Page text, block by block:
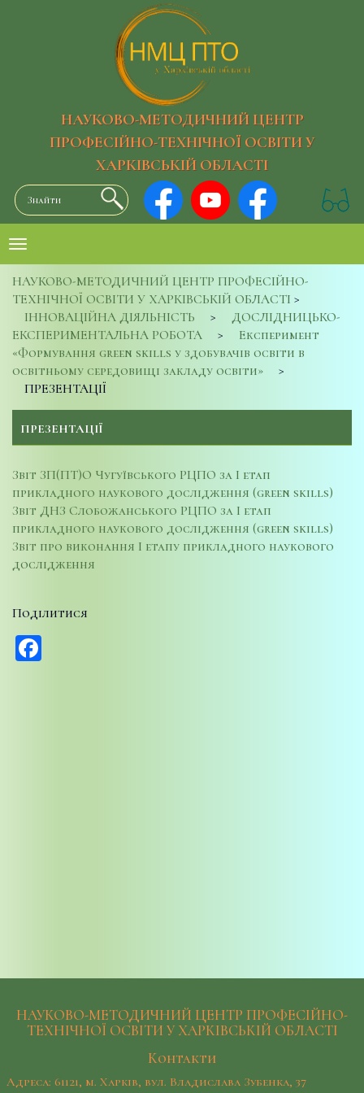
НАУКОВО-МЕТОДИЧНИЙ ЦЕНТР
ПРОФЕСІЙНО-ТЕХНІЧНОЇ ОСВІТИ У
ХАРКІВСЬКІЙ ОБЛАСТІ
НАУКОВО-МЕТОДИЧНИЙ ЦЕНТР ПРОФЕСІЙНО-
ТЕХНІЧНОЇ ОСВІТИ У ХАРКІВСЬКІЙ ОБЛАСТІ >
ІННОВАЦІЙНА ДІЯЛЬНІСТЬ
>
ДОСЛІДНИЦЬКО-
ЕКСПЕРИМЕНТАЛЬНА РОБОТА
>
Експеримент
«Формування green skills у здобувачів освіти в
освітньому середовищі закладу освіти»
>
ПРЕЗЕНТАЦІЇ
ПРЕЗЕНТАЦІЇ
Звіт ЗП(ПТ)О Чугуївського РЦПО за І етап
прикладного наукового дослідження (green skills)
Звіт ДНЗ Слобожанського РЦПО за І етап
прикладного наукового дослідження (green skills)
Звіт про виконання І етапу прикладного наукового
дослідження
Поділитися
НАУКОВО-МЕТОДИЧНИЙ ЦЕНТР ПРОФЕСІЙНО-
ТЕХНІЧНОЇ ОСВІТИ У ХАРКІВСЬКІЙ ОБЛАСТІ
Контакти
Адреса: 61121, м. Харків, вул. Владислава Зубенка, 37